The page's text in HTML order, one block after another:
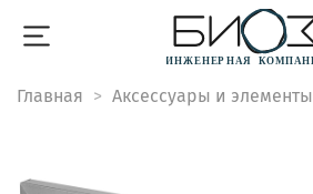
Главная Аксессуары и элементы